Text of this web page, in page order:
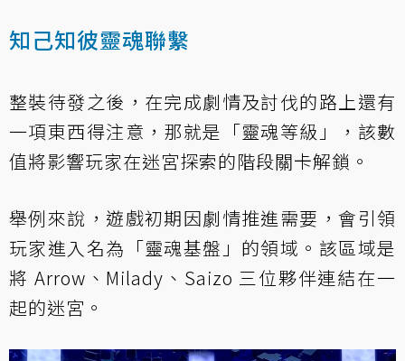
知己知彼靈魂聯繫
整裝待發之後，在完成劇情及討伐的路上還有
一項東西得注意，那就是「靈魂等級」，該數
值將影響玩家在迷宮探索的階段關卡解鎖。
舉例來說，遊戲初期因劇情推進需要，會引領
玩家進入名為「靈魂基盤」的領域。該區域是
將 Arrow、Milady、Saizo 三位夥伴連結在一
起的迷宮。